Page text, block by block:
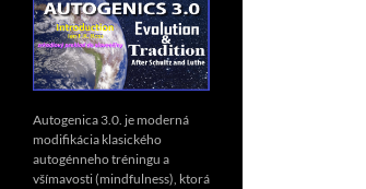
Autogenica 3.0. je moderná
modifikácia klasického
autogénneho tréningu a
všímavosti (mindfulness), ktorá